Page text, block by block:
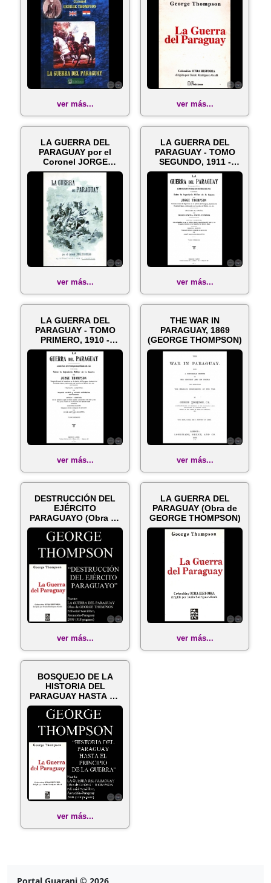
ver más... ver más...
LA GUERRA DEL
PARAGUAY por el
Coronel JORGE
THOMPSON - Año 1910
ver más...
LA GUERRA DEL
PARAGUAY - TOMO
SEGUNDO, 1911 -
JORGE THOMPSON
ver más...
LA GUERRA DEL
PARAGUAY - TOMO
PRIMERO, 1910 -
JORGE THOMPSON
ver más...
THE WAR IN
PARAGUAY, 1869
(GEORGE THOMPSON)
ver más...
DESTRUCCIÓN DEL
EJÉRCITO
PARAGUAYO (Obra de
GEORGE THOMPSON)
ver más...
LA GUERRA DEL
PARAGUAY (Obra de
GEORGE THOMPSON)
ver más...
BOSQUEJO DE LA
HISTORIA DEL
PARAGUAY HASTA LA
GUERRA DEL
PARAGUAY...
ver más...